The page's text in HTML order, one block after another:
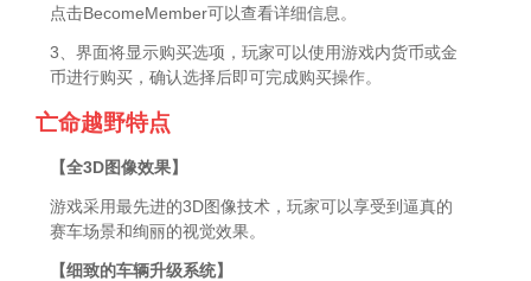
点击BecomeMember可以查看详细信息。
3、界面将显示购买选项，玩家可以使用游戏内货币或金
币进行购买，确认选择后即可完成购买操作。
亡命越野特点
【全3D图像效果】
游戏采用最先进的3D图像技术，玩家可以享受到逼真的
赛车场景和绚丽的视觉效果。
【细致的车辆升级系统】